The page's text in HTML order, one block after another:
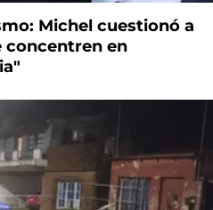
Michel cuestionó a
concentren en